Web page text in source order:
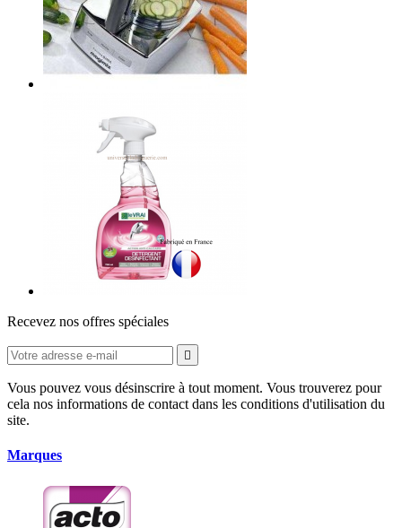
Recevez nos offres spéciales

Vous pouvez vous désinscrire à tout moment. Vous trouverez pour
cela nos informations de contact dans les conditions d'utilisation du
site.
Marques